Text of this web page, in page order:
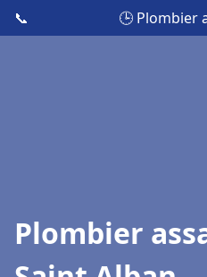
📞 🕒 Plombier
Plombier